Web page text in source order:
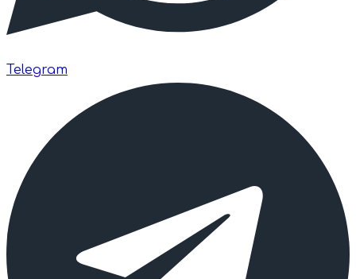
Telegram